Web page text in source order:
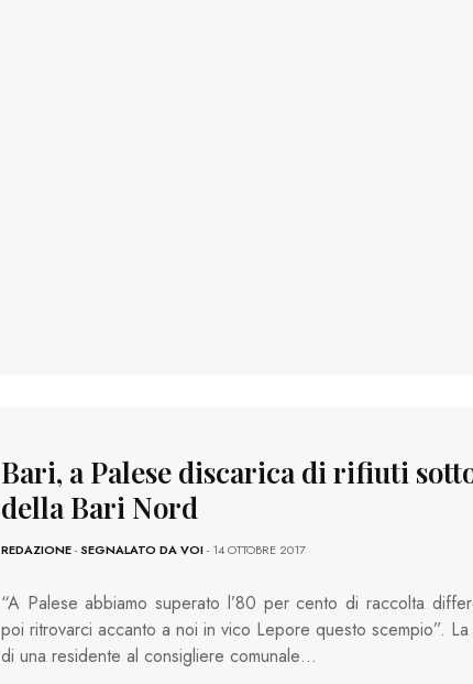
Bari, a Palese discarica di rifiuti
della Bari Nord
REDAZIONE-SEGNALATO DA VOI- 14 OTTOBRE 2017
“A Palese abbiamo superato l’80 per cento di raccolta
poi ritrovarci accanto a noi in vico Lepore questo scempio”.
di una residente al consigliere comunale…